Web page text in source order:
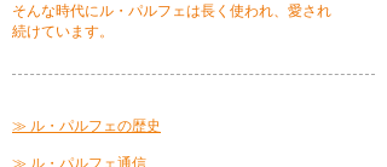
そんな時代にル・パルフェは長く使われ、愛され
続けています。
≫ ル・パルフェの歴史
≫ ル・パルフェ通信